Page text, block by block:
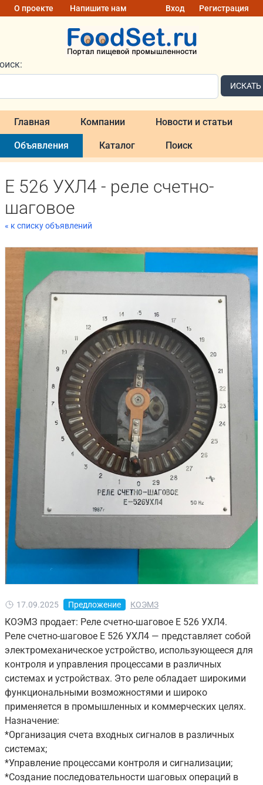
О проекте Напишите нам Вход Регистрация
ИСКАТЬ
Главная Компании Новости и статьи
Объявления Каталог Поиск
Е 526 УХЛ4 - реле счетно-
шаговое
« к списку объявлений
17.09.2025 Предложение КОЭМЗ
КОЭМЗ продает: Реле счетно-шаговое Е 526 УХЛ4.
Реле счетно-шаговое Е 526 УХЛ4 — представляет собой
электромеханическое устройство, использующееся для
контроля и управления процессами в различных
системах и устройствах. Это реле обладает широкими
функциональными возможностями и широко
применяется в промышленных и коммерческих целях.
Назначение:
*Организация счета входных сигналов в различных
системах;
*Управление процессами контроля и сигнализации;
*Создание последовательности шаговых операций в